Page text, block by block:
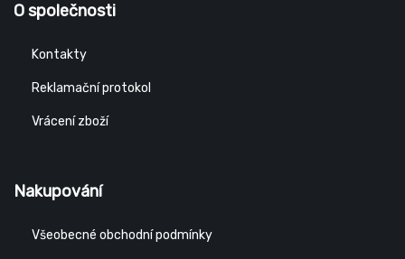
O společnosti
Kontakty
Reklamační protokol
Vrácení zboží
Nakupování
Všeobecné obchodní podmínky